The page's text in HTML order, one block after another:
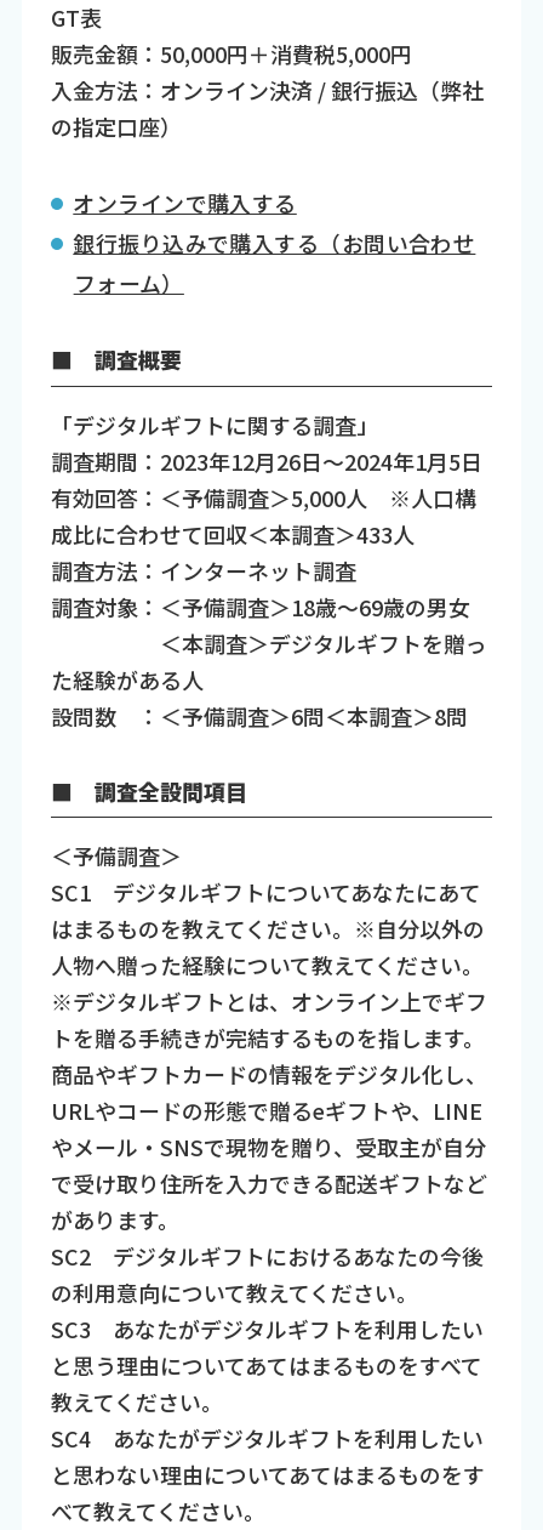
GT表
販売金額：50,000円＋消費税5,000円
入金方法：オンライン決済 / 銀行振込（弊社
の指定口座）
オンラインで購入する
銀行振り込みで購入する（お問い合わせ
フォーム）
■ 調査概要
「デジタルギフトに関する調査」
調査期間：2023年12月26日～2024年1月5日
有効回答：＜予備調査＞5,000人 ※人口構
成比に合わせて回収＜本調査＞433人
調査方法：インターネット調査
調査対象：＜予備調査＞18歳～69歳の男女
＜本調査＞デジタルギフトを贈っ
た経験がある人
設問数 ：＜予備調査＞6問＜本調査＞8問
■ 調査全設問項目
＜予備調査＞
SC1 デジタルギフトについてあなたにあて
はまるものを教えてください。※自分以外の
人物へ贈った経験について教えてください。
※デジタルギフトとは、オンライン上でギフ
トを贈る手続きが完結するものを指します。
商品やギフトカードの情報をデジタル化し、
URLやコードの形態で贈るeギフトや、LINE
やメール・SNSで現物を贈り、受取主が自分
で受け取り住所を入力できる配送ギフトなど
があります。
SC2 デジタルギフトにおけるあなたの今後
の利用意向について教えてください。
SC3 あなたがデジタルギフトを利用したい
と思う理由についてあてはまるものをすべて
教えてください。
SC4 あなたがデジタルギフトを利用したい
と思わない理由についてあてはまるものをす
べて教えてください。